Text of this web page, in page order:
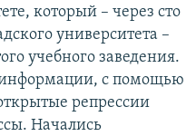
который – через сто
университета –
учебного заведения.
информации, с помощью
репрессии
Начались